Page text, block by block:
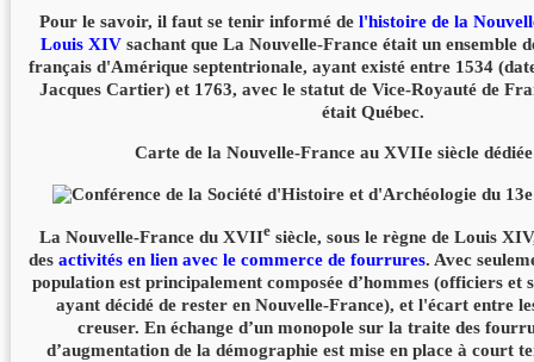
Pour le savoir, il faut se tenir informé de l'histoire de la
Louis XIV sachant que La Nouvelle-France était un ensemble
français d'Amérique septentrionale, ayant existé entre 1534
Jacques Cartier) et 1763, avec le statut de Vice-Royauté de
était Québec.
Carte de la Nouvelle-France au XVIIe siècle
La Nouvelle-France du XVIIe siècle, sous le règne de Louis
des activités en lien avec le commerce de fourrures. Avec
population est principalement composée d’hommes (officiers et
ayant décidé de rester en Nouvelle-France), et l'écart entre
creuser. En échange d’un monopole sur la traite des
d’augmentation de la démographie est mise en place à court